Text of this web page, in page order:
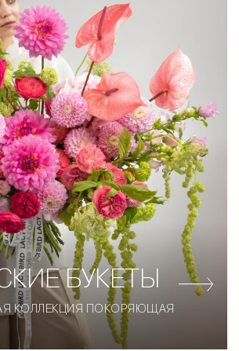
БУКЕТЫ
КОЛЛЕКЦИЯ ПОКОРЯЮЩАЯ